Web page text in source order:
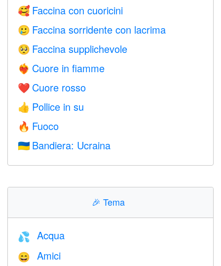
🥰 Faccina con cuoricini
🥲 Faccina sorridente con lacrima
🥺 Faccina supplichevole
❤️‍🔥 Cuore in fiamme
❤️ Cuore rosso
👍 Pollice in su
🔥 Fuoco
🇺🇦 Bandiera: Ucraina
🎉 Tema
💦 Acqua
😄 Amici